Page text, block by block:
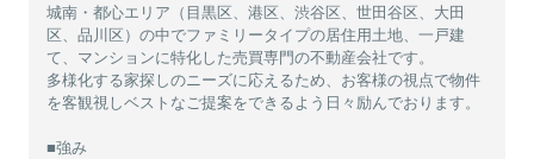
城南・都心エリア（目黒区、港区、渋谷区、世田谷区、大田
区、品川区）の中でファミリータイプの居住用土地、一戸建
て、マンションに特化した売買専門の不動産会社です。
多様化する家探しのニーズに応えるため、お客様の視点で物件
を客観視しベストなご提案をできるよう日々励んでおります。
■強み